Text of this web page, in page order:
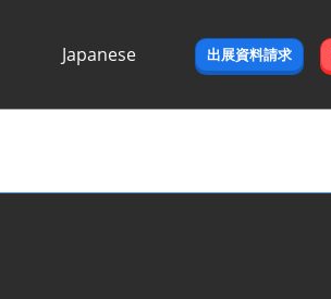
Japanese
出展資料請求